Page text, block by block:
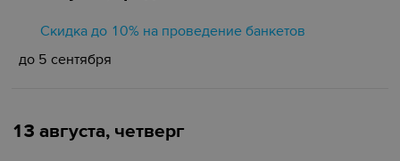
Скидка до 10% на проведение банкетов
до 5 сентября
13 августа, четверг